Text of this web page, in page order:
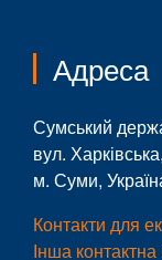
Адреса
Сумський
вул.
м. Суми,
Контакти для
Інша